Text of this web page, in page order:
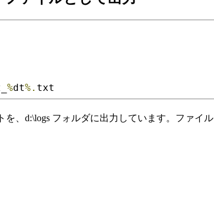
%dt%. txt
、d:\logs フォルダに出力しています。ファイル